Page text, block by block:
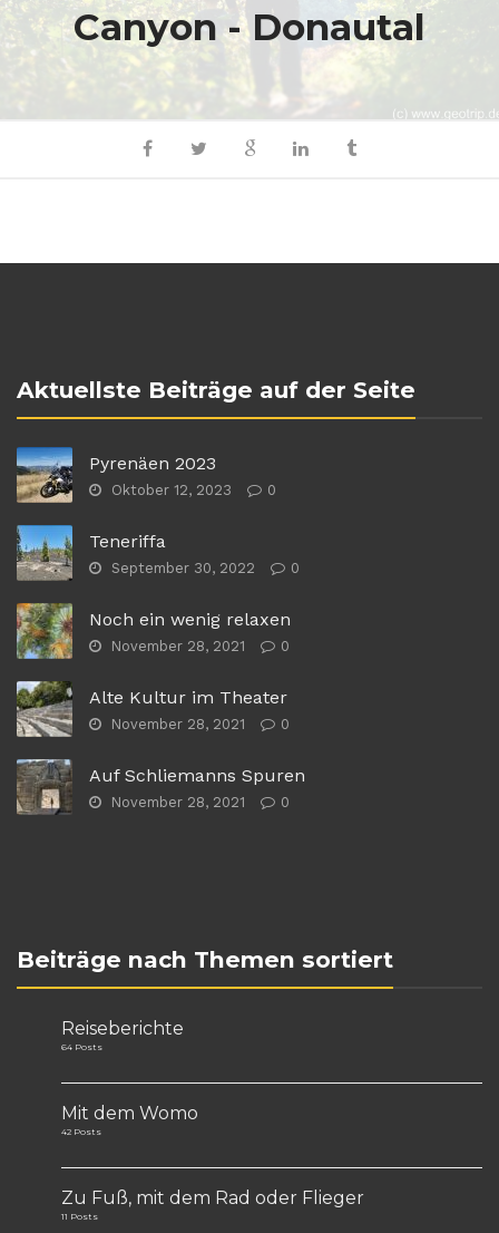
Canyon - Donautal
Aktuellste Beiträge auf der Seite
Pyrenäen 2023
Oktober 12, 2023 0
Teneriffa
September 30, 2022 0
Noch ein wenig relaxen
November 28, 2021 0
Alte Kultur im Theater
November 28, 2021 0
Auf Schliemanns Spuren
November 28, 2021 0
Beiträge nach Themen sortiert
Reiseberichte
64 Posts
Mit dem Womo
42 Posts
Zu Fuß, mit dem Rad oder Flieger
11 Posts